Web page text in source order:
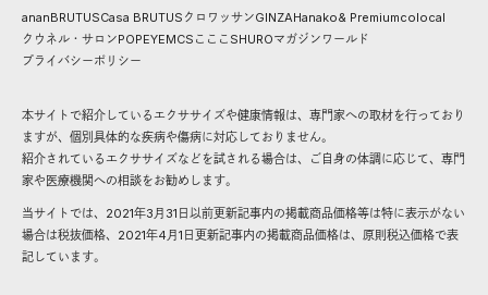
ananBRUTUSCasa BRUTUS クロワッサンGINZAHanako& Premiumcolocal
クウネル・サロンPOPEYEMCS こここ SHUROマガジンワールド
プライバシーポリシー
本サイトで紹介しているエクササイズや健康情報は、専門家への取材を行っており
ますが、個別具体的な疾病や傷病に対応しておりません。
紹介されているエクササイズなどを試される場合は、ご自身の体調に応じて、専門
家や医療機関への相談をお勧めします。
当サイトでは、2021年3月31日以前更新記事内の掲載商品価格等は特に表示がない
場合は税抜価格、2021年4月1日更新記事内の掲載商品価格は、原則税込価格で表
記しています。